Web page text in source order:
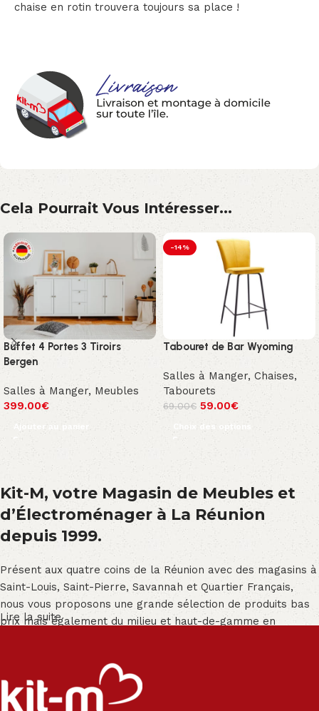
chaise en rotin trouvera toujours sa place !
Cela Pourrait Vous Intéresser...
Buffet 4 Portes 3 Tiroirs
Bergen
Salles à Manger, Meubles
399.00€
Ajouter au panier
-14%
Tabouret de Bar Wyoming
Salles à Manger, Chaises,
Tabourets
69.00€ 59.00€
Choix des options
Kit-M, votre Magasin de Meubles et
d’Électroménager à La Réunion
depuis 1999.
Présent aux quatre coins de la Réunion avec des magasins à
Saint-Louis, Saint-Pierre, Savannah et Quartier Français,
nous vous proposons une grande sélection de produits bas
prix mais également du milieu et haut-de-gamme en
Salon angle - Salon convertible - Salon relax - Canapé -
Canapé lit - Cuisine sur-mesure - Fauteuil - Armoire - Table
et chaise - Meuble de salle de bain - Literie - Lit - Bureau -
Lire la suite